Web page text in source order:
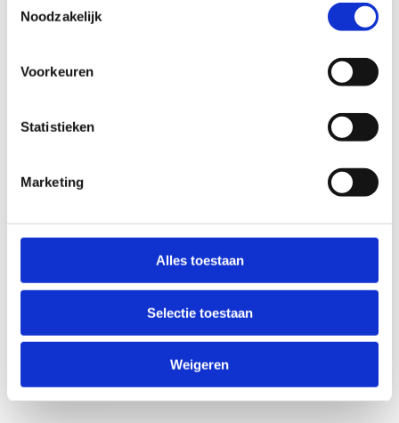
Noodzakelijk
Voorkeuren
Statistieken
Marketing
Alles toestaan
Selectie toestaan
Weigeren
Anti-Robot Verification
Click to start verification
Verzend